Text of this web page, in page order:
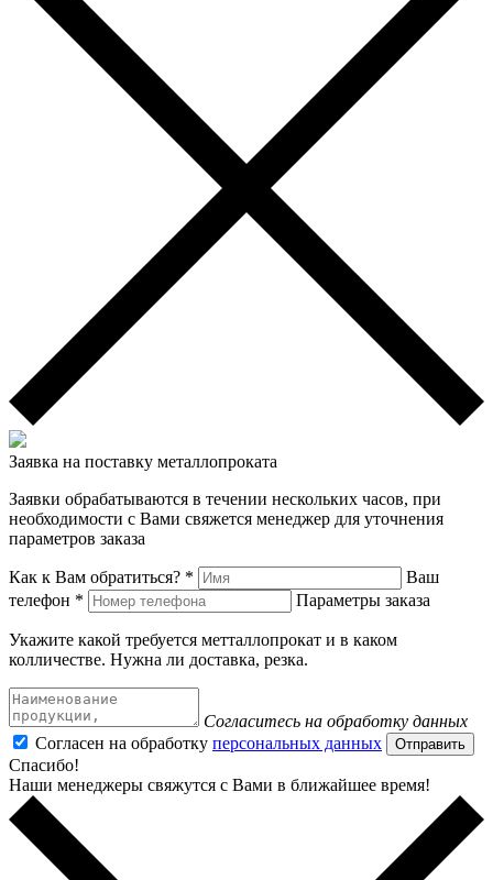
Заявка на поставку металлопроката
Заявки обрабатываются в течении нескольких часов, при
необходимости с Вами свяжется менеджер для уточнения
параметров заказа
Как к Вам обратиться? *
Ваш
телефон *
Параметры заказа
Укажите какой требуется метталлопрокат и в каком
колличестве. Нужна ли доставка, резка.
Согласитесь на обработку данных
Согласен на обработку персональных данных Отправить
Спасибо!
Наши менеджеры свяжутся с Вами в ближайшее время!